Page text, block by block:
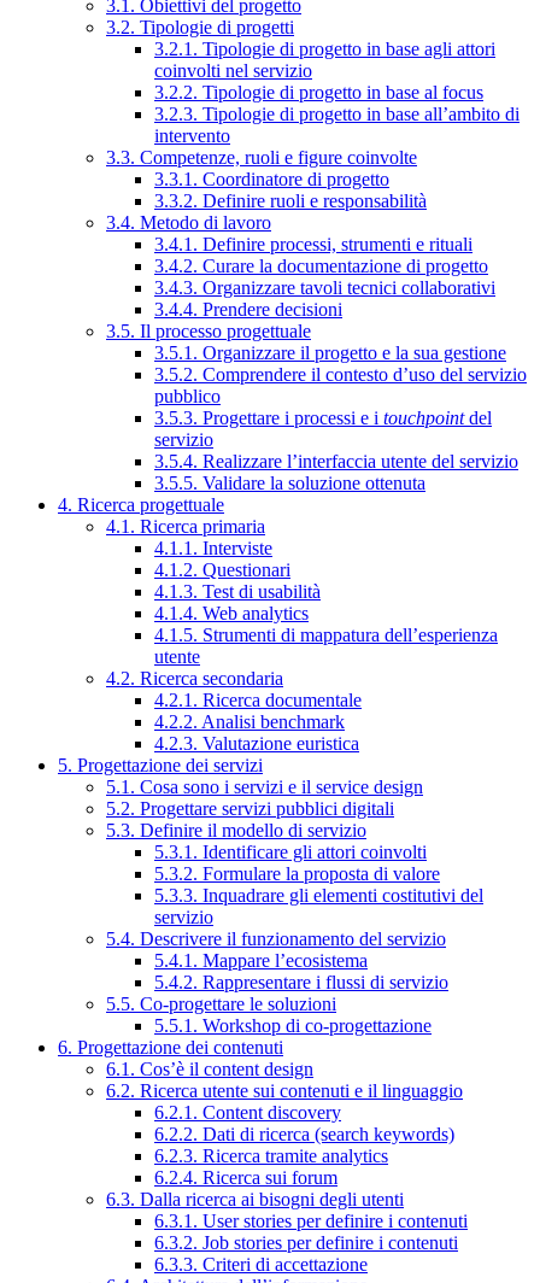
3.1. Obiettivi del progetto
3.2. Tipologie di progetti
3.2.1. Tipologie di progetto in base agli attori
coinvolti nel servizio
3.2.2. Tipologie di progetto in base al focus
3.2.3. Tipologie di progetto in base all’ambito di
intervento
3.3. Competenze, ruoli e figure coinvolte
3.3.1. Coordinatore di progetto
3.3.2. Definire ruoli e responsabilità
3.4. Metodo di lavoro
3.4.1. Definire processi, strumenti e rituali
3.4.2. Curare la documentazione di progetto
3.4.3. Organizzare tavoli tecnici collaborativi
3.4.4. Prendere decisioni
3.5. Il processo progettuale
3.5.1. Organizzare il progetto e la sua gestione
3.5.2. Comprendere il contesto d’uso del servizio
pubblico
3.5.3. Progettare i processi e i touchpointdel
servizio
3.5.4. Realizzare l’interfaccia utente del servizio
3.5.5. Validare la soluzione ottenuta
4. Ricerca progettuale
4.1. Ricerca primaria
4.1.1. Interviste
4.1.2. Questionari
4.1.3. Test di usabilità
4.1.4. Web analytics
4.1.5. Strumenti di mappatura dell’esperienza
utente
4.2. Ricerca secondaria
4.2.1. Ricerca documentale
4.2.2. Analisi benchmark
4.2.3. Valutazione euristica
5. Progettazione dei servizi
5.1. Cosa sono i servizi e il service design
5.2. Progettare servizi pubblici digitali
5.3. Definire il modello di servizio
5.3.1. Identificare gli attori coinvolti
5.3.2. Formulare la proposta di valore
5.3.3. Inquadrare gli elementi costitutivi del
servizio
5.4. Descrivere il funzionamento del servizio
5.4.1. Mappare l’ecosistema
5.4.2. Rappresentare i flussi di servizio
5.5. Co-progettare le soluzioni
5.5.1. Workshop di co-progettazione
6. Progettazione dei contenuti
6.1. Cos’è il content design
6.2. Ricerca utente sui contenuti e il linguaggio
6.2.1. Content discovery
6.2.2. Dati di ricerca (search keywords)
6.2.3. Ricerca tramite analytics
6.2.4. Ricerca sui forum
6.3. Dalla ricerca ai bisogni degli utenti
6.3.1. User stories per definire i contenuti
6.3.2. Job stories per definire i contenuti
6.3.3. Criteri di accettazione